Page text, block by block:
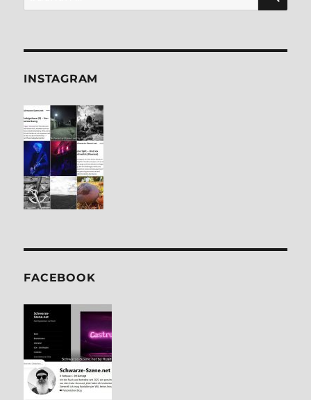
nach:
INSTA­GRAM
FACE­BOOK